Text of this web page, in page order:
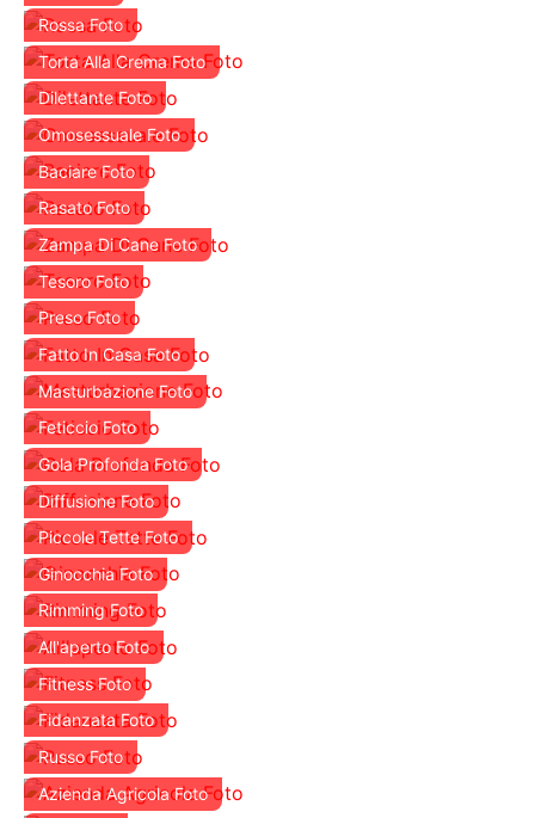
Rossa Foto
Torta Alla Crema Foto
Dilettante Foto
Omosessuale Foto
Baciare Foto
Rasato Foto
Zampa Di Cane Foto
Tesoro Foto
Preso Foto
Fatto In Casa Foto
Masturbazione Foto
Feticcio Foto
Gola Profonda Foto
Diffusione Foto
Piccole Tette Foto
Ginocchia Foto
Rimming Foto
All'aperto Foto
Fitness Foto
Fidanzata Foto
Russo Foto
Azienda Agricola Foto